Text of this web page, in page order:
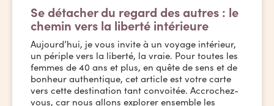
Se détacher du regard des autres : le
chemin vers la liberté intérieure
Aujourd’hui, je vous invite à un voyage intérieur,
un périple vers la liberté, la vraie. Pour toutes les
femmes de 40 ans et plus, en quête de sens et de
bonheur authentique, cet article est votre carte
vers cette destination tant convoitée. Accrochez-
vous, car nous allons explorer ensemble les